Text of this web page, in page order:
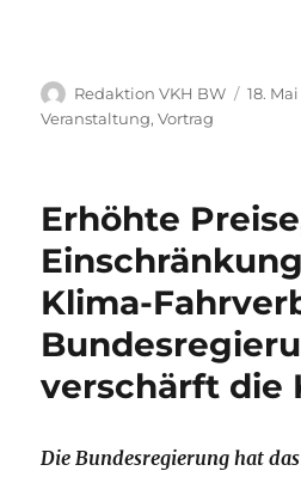
Autor
Redaktion VKH BW 18. Mai
Veranstaltung,Vortrag
Erhöhte
Klima-
verschärft die
Die Bundesregierung hat